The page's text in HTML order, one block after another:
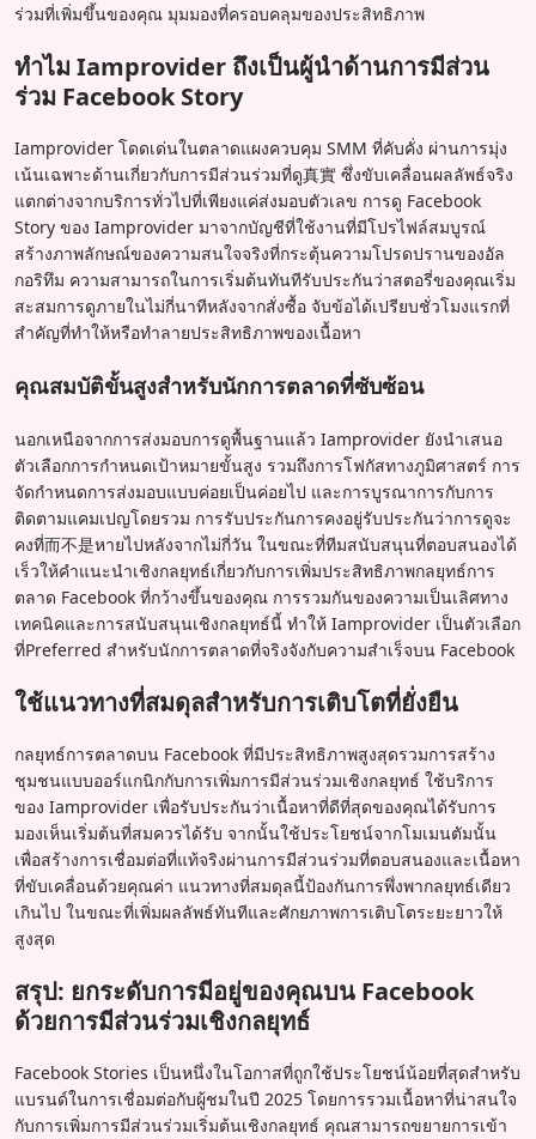
ร่วมที่เพิ่มขึ้นของคุณ มุมมองที่ครอบคลุมของประสิทธิภาพ
ทำไม Iamprovider ถึงเป็นผู้นำด้านการมีส่วน
ร่วม Facebook Story
Iamprovider โดดเด่นในตลาดแผงควบคุม SMM ที่คับคั่ง ผ่านการมุ่ง
เน้นเฉพาะด้านเกี่ยวกับการมีส่วนร่วมที่ดู真實 ซึ่งขับเคลื่อนผลลัพธ์จริง
แตกต่างจากบริการทั่วไปที่เพียงแค่ส่งมอบตัวเลข การดู Facebook
Story ของ Iamprovider มาจากบัญชีที่ใช้งานที่มีโปรไฟล์สมบูรณ์
สร้างภาพลักษณ์ของความสนใจจริงที่กระตุ้นความโปรดปรานของอัล
กอริทึม ความสามารถในการเริ่มต้นทันทีรับประกันว่าสตอรี่ของคุณเริ่ม
สะสมการดูภายในไม่กี่นาทีหลังจากสั่งซื้อ จับข้อได้เปรียบชั่วโมงแรกที่
สำคัญที่ทำให้หรือทำลายประสิทธิภาพของเนื้อหา
คุณสมบัติขั้นสูงสำหรับนักการตลาดที่ซับซ้อน
นอกเหนือจากการส่งมอบการดูพื้นฐานแล้ว Iamprovider ยังนำเสนอ
ตัวเลือกการกำหนดเป้าหมายขั้นสูง รวมถึงการโฟกัสทางภูมิศาสตร์ การ
จัดกำหนดการส่งมอบแบบค่อยเป็นค่อยไป และการบูรณาการกับการ
ติดตามแคมเปญโดยรวม การรับประกันการคงอยู่รับประกันว่าการดูจะ
คงที่而不是หายไปหลังจากไม่กี่วัน ในขณะที่ทีมสนับสนุนที่ตอบสนองได้
เร็วให้คำแนะนำเชิงกลยุทธ์เกี่ยวกับการเพิ่มประสิทธิภาพกลยุทธ์การ
ตลาด Facebook ที่กว้างขึ้นของคุณ การรวมกันของความเป็นเลิศทาง
เทคนิคและการสนับสนุนเชิงกลยุทธ์นี้ ทำให้ Iamprovider เป็นตัวเลือก
ที่Preferred สำหรับนักการตลาดที่จริงจังกับความสำเร็จบน Facebook
ใช้แนวทางที่สมดุลสำหรับการเติบโตที่ยั่งยืน
กลยุทธ์การตลาดบน Facebook ที่มีประสิทธิภาพสูงสุดรวมการสร้าง
ชุมชนแบบออร์แกนิกกับการเพิ่มการมีส่วนร่วมเชิงกลยุทธ์ ใช้บริการ
ของ Iamprovider เพื่อรับประกันว่าเนื้อหาที่ดีที่สุดของคุณได้รับการ
มองเห็นเริ่มต้นที่สมควรได้รับ จากนั้นใช้ประโยชน์จากโมเมนตัมนั้น
เพื่อสร้างการเชื่อมต่อที่แท้จริงผ่านการมีส่วนร่วมที่ตอบสนองและเนื้อหา
ที่ขับเคลื่อนด้วยคุณค่า แนวทางที่สมดุลนี้ป้องกันการพึ่งพากลยุทธ์เดียว
เกินไป ในขณะที่เพิ่มผลลัพธ์ทันทีและศักยภาพการเติบโตระยะยาวให้
สูงสุด
สรุป: ยกระดับการมีอยู่ของคุณบน Facebook
ด้วยการมีส่วนร่วมเชิงกลยุทธ์
Facebook Stories เป็นหนึ่งในโอกาสที่ถูกใช้ประโยชน์น้อยที่สุดสำหรับ
แบรนด์ในการเชื่อมต่อกับผู้ชมในปี 2025 โดยการรวมเนื้อหาที่น่าสนใจ
กับการเพิ่มการมีส่วนร่วมเริ่มต้นเชิงกลยุทธ์ คุณสามารถขยายการเข้า